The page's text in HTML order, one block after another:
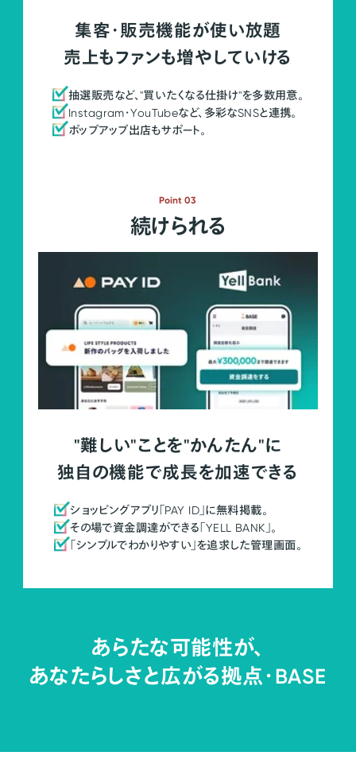
集客・販売機能が使い放題
売上もファンも増やしていける
抽選販売など、"買いたくなる仕掛け"を多数用意。
Instagram・YouTubeなど、多彩なSNSと連携。
ポップアップ出店もサポート。
Point 03
続けられる
"難しい"ことを"かんたん"に
独自の機能で成長を加速できる
ショッピングアプリ「PAY ID」に無料掲載。
その場で資金調達ができる「YELL BANK」。
「シンプルでわかりやすい」を追求した管理画面。
あらたな可能性が、
あなたらしさと広がる拠点・BASE